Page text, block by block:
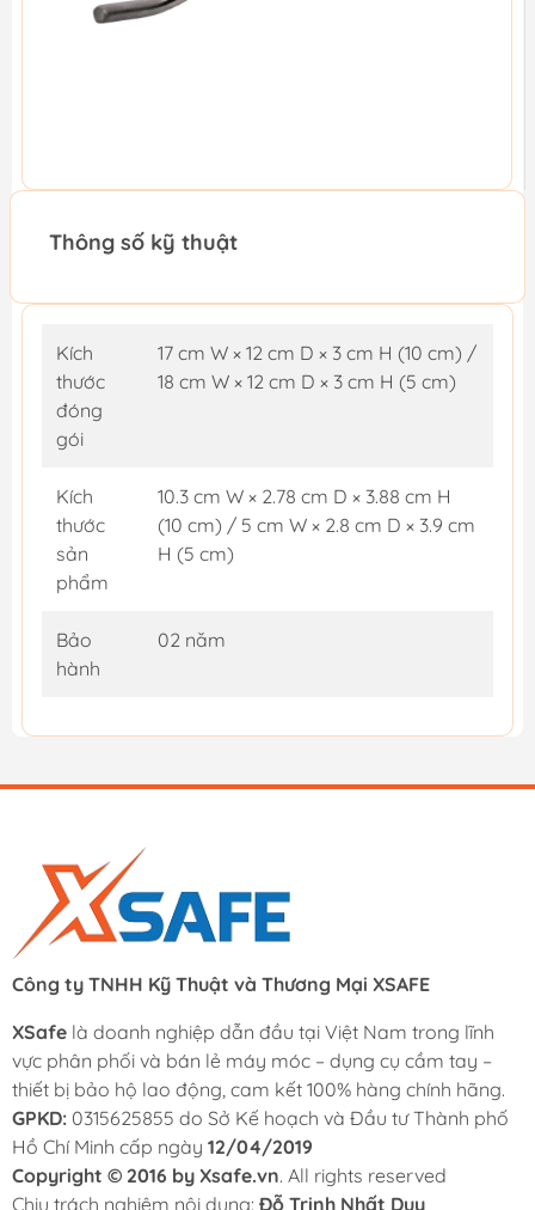
Thông số kỹ thuật
Kích
thước
đóng
gói
17 cm W × 12 cm D × 3 cm H (10 cm) /
18 cm W × 12 cm D × 3 cm H (5 cm)
Kích
thước
sản
phẩm
10.3 cm W × 2.78 cm D × 3.88 cm H
(10 cm) / 5 cm W × 2.8 cm D × 3.9 cm
H (5 cm)
Bảo
hành
02 năm
Công ty TNHH Kỹ Thuật và Thương Mại XSAFE
XSafe là doanh nghiệp dẫn đầu tại Việt Nam trong lĩnh
vực phân phối và bán lẻ máy móc – dụng cụ cầm tay –
thiết bị bảo hộ lao động, cam kết 100% hàng chính hãng.
GPKD: 0315625855 do Sở Kế hoạch và Đầu tư Thành phố
Hồ Chí Minh cấp ngày 12/04/2019
Copyright © 2016 by Xsafe.vn. All rights reserved
Chịu trách nghiệm nội dung: Đỗ Trịnh Nhất Duy